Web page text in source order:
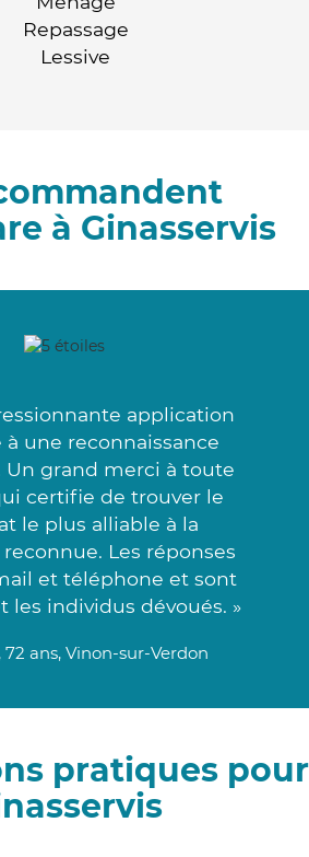
Repassage
Lessive
à Ginasservis
application
une reconnaissance
Un grand merci à toute
certifie de trouver le
le plus alliable à la
Les réponses
et téléphone et sont
les individus dévoués. »
72 ans, Vinon-sur-Verdon
pratiques pour